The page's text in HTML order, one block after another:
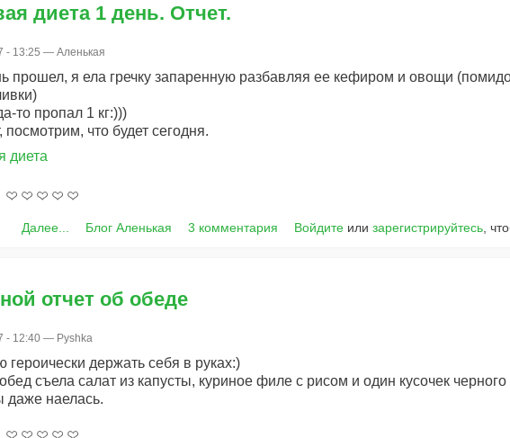
диета 1 день. Отчет.
- 13:25 — Аленькая
прошел, я ела гречку запаренную разбавляя ее кефиром и овощи
то пропал 1 кг:)))
посмотрим, что будет сегодня.
диета
Далее... Блог Аленькая 3 комментария Войдите илизарегистрируйтесь ,
отчет об обеде
- 12:40 — Pyshka
держать себя в руках:)
съела салат из капусты, куриное филе с рисом и один кусочек черного
даже наелась.